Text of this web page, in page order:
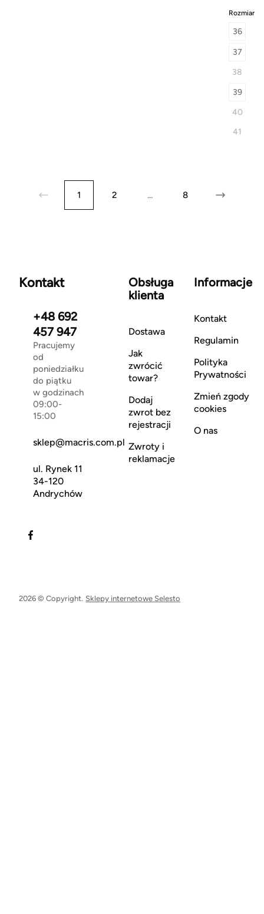
Rozmiar
36
37
38
39
40
41
1 2 ... 8
Kontakt
+48 692
457 947
Pracujemy
od
poniedziałku
do piątku
w godzinach
09:00-
15:00
sklep@macris.com.pl
ul. Rynek 11
34-120
Andrychów
Obsługa
klienta
Dostawa
Jak
zwrócić
towar?
Dodaj
zwrot bez
rejestracji
Zwroty i
reklamacje
Informacje
Kontakt
Regulamin
Polityka
Prywatności
Zmień zgody
cookies
O nas
2026 © Copyright. Sklepy internetowe Selesto